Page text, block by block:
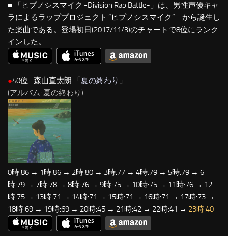
■ 「ヒプノシスマイク -Division Rap Battle-」は、男性声優キャ
ラによるラッププロジェクト “ヒプノシスマイク” から誕生し
た楽曲である。登場初日(2017/11/3)のチャートで8位にランク
インした。
●40位…森山直太朗 「 夏の終わり 」
(アルバム: 夏の終わり)
0時:86 → 1時:86 → 2時:80 → 3時:77 → 4時:79 → 5時:79 → 6
時:79 → 7時:78 → 8時:76 → 9時:75 → 10時:75 → 11時:76 → 12
時:75 → 13時:71 → 14時:71 → 15時:71 → 16時:71 → 17時:73 →
18時:69 → 19時:69 → 20時:45 → 21時:42 → 22時:41 → 23時:40